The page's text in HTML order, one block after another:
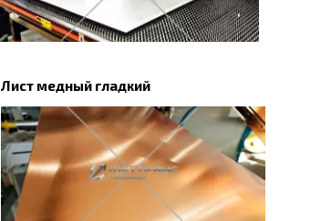
Лист медный гладкий